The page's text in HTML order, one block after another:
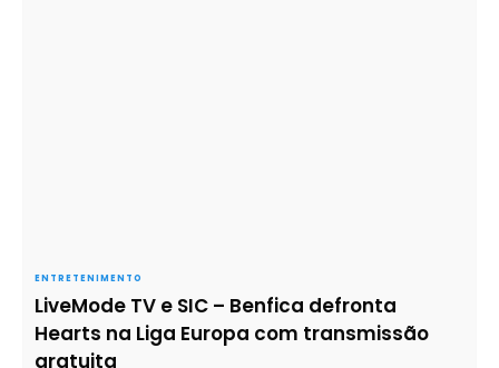
ENTRETENIMENTO
LiveMode TV e SIC – Benfica defronta
Hearts na Liga Europa com transmissão
gratuita